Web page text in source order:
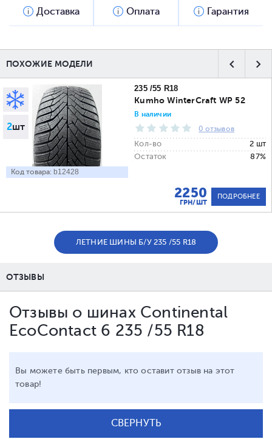
Доставка Оплата Гарантия
ПОХОЖИЕ МОДЕЛИ
2шт
Код товара: b12428
235 /55 R18
Kumho WinterCraft WP 52
В наличии
0 отзывов
Кол-во
2 шт
Остаток
87%
2250
ГРН/ШТ
ПОДРОБНЕЕ
ЛЕТНИЕ ШИНЫ Б/У 235 /55 R18
ОТЗЫВЫ
Отзывы о шинах Continental
EcoContact 6 235 /55 R18
Вы можете быть первым, кто оставит отзыв на этот
товар!
СВЕРНУТЬ